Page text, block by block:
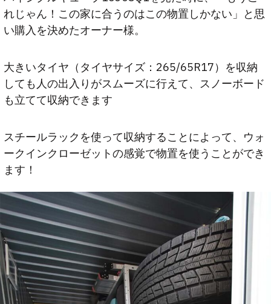
れじゃん！この家に合うのはこの物置しかない」と思
い購入を決めたオーナー様。
大きいタイヤ（タイヤサイズ：265/65R17）を収納
しても人の出入りがスムーズに行えて、スノーボード
も立てて収納できます
スチールラックを使って収納することによって、ウォ
ークインクローゼットの感覚で物置を使うことができ
ます！